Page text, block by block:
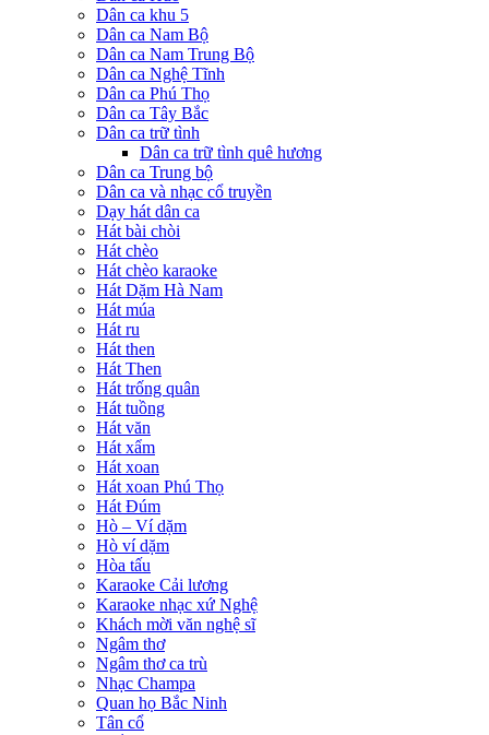
Dân ca khu 5
Dân ca Nam Bộ
Dân ca Nam Trung Bộ
Dân ca Nghệ Tĩnh
Dân ca Phú Thọ
Dân ca Tây Bắc
Dân ca trữ tình
Dân ca trữ tình quê hương
Dân ca Trung bộ
Dân ca và nhạc cổ truyền
Dạy hát dân ca
Hát bài chòi
Hát chèo
Hát chèo karaoke
Hát Dặm Hà Nam
Hát múa
Hát ru
Hát then
Hát Then
Hát trống quân
Hát tuồng
Hát văn
Hát xẩm
Hát xoan
Hát xoan Phú Thọ
Hát Đúm
Hò – Ví dặm
Hò ví dặm
Hòa tấu
Karaoke Cải lương
Karaoke nhạc xứ Nghệ
Khách mời văn nghệ sĩ
Ngâm thơ
Ngâm thơ ca trù
Nhạc Champa
Quan họ Bắc Ninh
Tân cổ